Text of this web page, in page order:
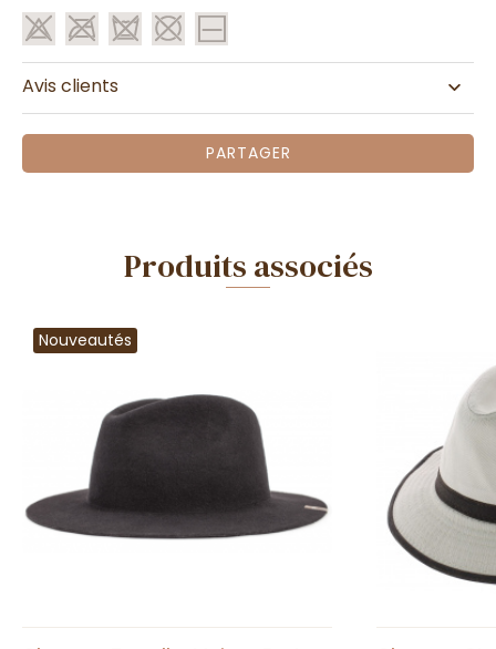
Avis clients
PARTAGER
Produits associés
Nouveautés